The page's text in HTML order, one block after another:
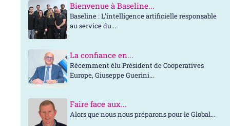
Bienvenue à Baseline...
Baseline : L’intelligence artificielle responsable
au service du...
La confiance en...
Récemment élu Président de Cooperatives
Europe, Giuseppe Guerini...
Faire face aux...
Alors que nous nous préparons pour le Global...